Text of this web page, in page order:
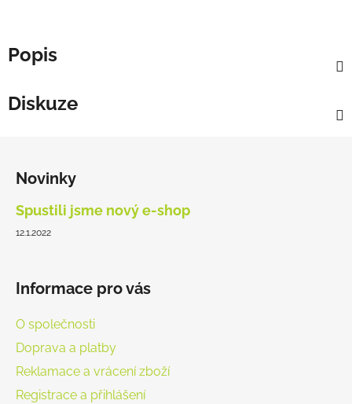
Popis
Diskuze
Novinky
Spustili jsme nový e-shop
12.1.2022
Informace pro vás
O společnosti
Doprava a platby
Reklamace a vrácení zboží
Registrace a přihlášení